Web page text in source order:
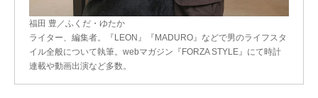
福田 豊／ふくだ・ゆたか
ライター、編集者。『LEON』『MADURO』などで男のライフスタ
イル全般について執筆。webマガジン『FORZA STYLE』にて時計
連載や動画出演など多数。